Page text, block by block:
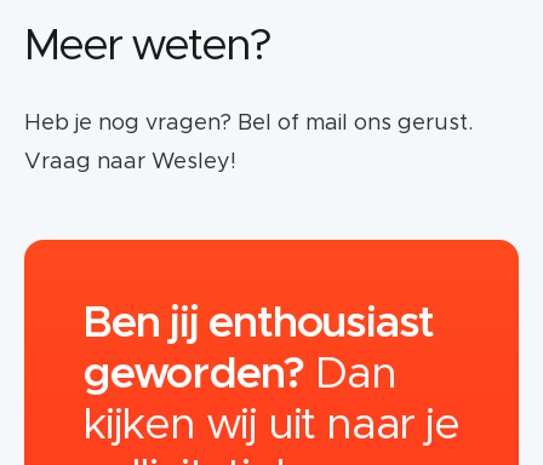
Meer weten?
Heb je nog vragen? Bel of mail ons gerust.
Vraag naar Wesley!
Ben jij enthousiast
geworden? Dan
kijken wij uit naar je